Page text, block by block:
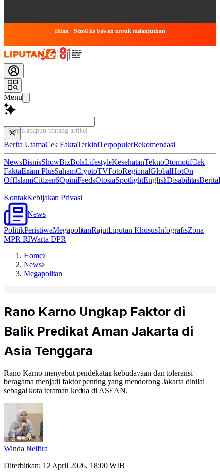
Iklan - Scroll ke bawah untuk melanjutkan
Menu
Tanya apapun tentang artikel ini...
Berita UtamaCek FaktaTerkiniTerpopulerRekomendasi
NewsBisnisShowBizBolaLifestyleKesehatanTeknoOtomotifCek
FaktaEnam PlusSahamCryptoTVFotoRegionalGlobalHotOn
OffIslamiCitizen6OpiniFeedsOtosiaSpotlightEnglishDisabilitasBerita
KontakKebijakan Privasi
News
PolitikPeristiwaMegapolitanRajutLiputan KhususInfografisZona
MPR RIWarta DPR
Home
News
Megapolitan
Rano Karno Ungkap Faktor di
Balik Predikat Aman Jakarta di
Asia Tenggara
Rano Karno menyebut pendekatan kebudayaan dan toleransi
beragama menjadi faktor penting yang mendorong Jakarta dinilai
sebagai kota teraman kedua di ASEAN.
Winda Nelfira
Diterbitkan: 12 April 2026, 18:00 WIB